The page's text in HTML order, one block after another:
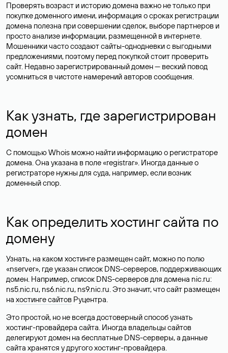
Проверять возраст и историю домена важно не только при
покупке доменного имени, информация о сроках регистрации
домена полезна при совершении сделок, выборе партнеров и
просто анализе информации, размещенной в интернете.
Мошенники часто создают сайты-однодневки с выгодными
предложениями, поэтому перед покупкой стоит проверить
сайт. Недавно зарегистрированный домен — веский повод
усомниться в чистоте намерений авторов сообщения.
Как узнать, где зарегистрирован
домен
С помощью Whois можно найти информацию о регистраторе
домена. Она указана в поле «registrar». Иногда данные о
регистраторе нужны для суда, например, если возник
доменный спор.
Как определить хостинг сайта по
домену
Узнать, на каком хостинге размещен сайт, можно по полю
«nserver», где указан список DNS-серверов, поддерживающих
домен. Например, список DNS-серверов для домена nic.ru:
ns5.nic.ru, ns6.nic.ru, ns9.nic.ru. Это значит, что сайт размещен
на хостинге сайтов Руцентра.
Это простой, но не всегда достоверный способ узнать
хостинг-провайдера сайта. Иногда владельцы сайтов
делегируют домен на бесплатные DNS-серверы, а данные
сайта хранятся у другого хостинг-провайдера.